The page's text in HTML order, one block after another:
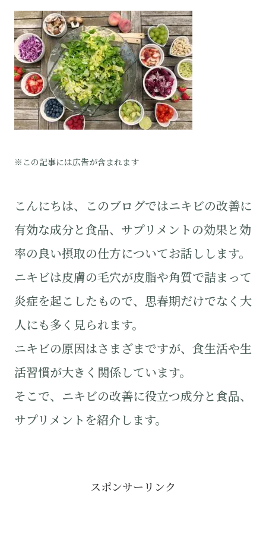
※この記事には広告が含まれます
こんにちは、このブログではニキビの改善に
有効な成分と食品、サプリメントの効果と効
率の良い摂取の仕方についてお話しします。
ニキビは皮膚の毛穴が皮脂や角質で詰まって
炎症を起こしたもので、思春期だけでなく大
人にも多く見られます。
ニキビの原因はさまざまですが、食生活や生
活習慣が大きく関係しています。
そこで、ニキビの改善に役立つ成分と食品、
サプリメントを紹介します。
スポンサーリンク